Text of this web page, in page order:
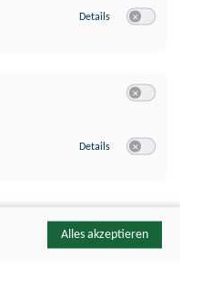
Details zu Google Analytics
Details zu YouTube
Alles akzeptieren